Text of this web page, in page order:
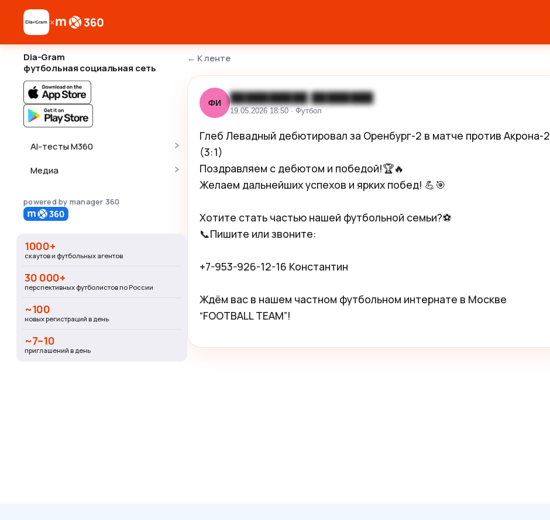
×
Dia-Gram
футбольная социальная сеть
AI-тесты M360
Медиа
powered by manager 360
1000+
скаутов и футбольных агентов
30 000+
перспективных футболистов по России
~100
новых регистраций в день
~7–10
приглашений в день
← К ленте
ФИ ██████████ ████████
19.05.2026 18:50 · Футбол
Глеб Левадный дебютировал за Оренбург-2 в матче против Акрона-2
(3:1)
Поздравляем с дебютом и победой!🏆🔥
Желаем дальнейших успехов и ярких побед! 💪🎯
Хотите стать частью нашей футбольной семьи?⚽️
📞Пишите или звоните:
+7-953-926-12-16 Константин
Ждём вас в нашем частном футбольном интернате в Москве
“FOOTBALL TEAM”!